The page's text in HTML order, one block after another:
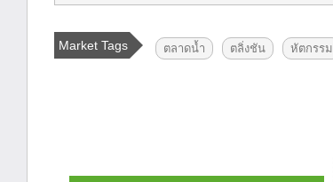
Market Tags ตลาดน้ำ ตลิ่งชัน หัตกรรม